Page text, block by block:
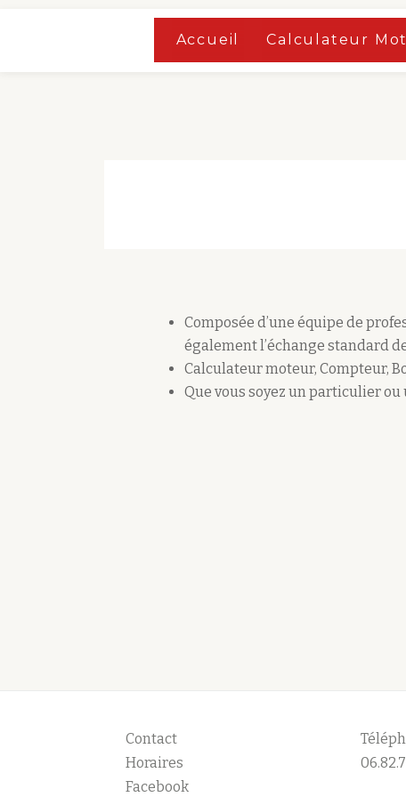
Accueil Calculateur
Composée d’une équipe de
également l’échange standard
Calculateur moteur, Compteur,
Que vous soyez un particulier
Contact
Horaires
Facebook